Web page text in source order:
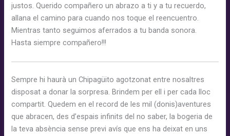
justos. Querido compañero un abrazo a ti y a tu recuerdo,
allana el camino para cuando nos toque el reencuentro.
Mientras tanto seguimos aferrados a tu banda sonora.
Hasta siempre compañero!!!
Sempre hi haurà un Chipagüito agotzonat entre nosaltres
disposat a donar la sorpresa. Brindem per ell i per cada lloc
compartit. Quedem en el record de les mil (donis)aventures
que abracen, des d’espais infinits del no saber, la bogeria de
la teva absència sense previ avís que ens ha deixat en uns